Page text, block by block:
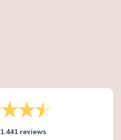
1.441 reviews